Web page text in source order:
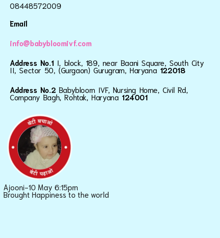
08448572009
Email
info@babybloomivf.com
Address No.1 I, block, 189, near Baani Square, South City
II, Sector 50, (Gurgaon) Gurugram, Haryana 122018
Address No.2 Babybloom IVF, Nursing Home, Civil Rd,
Company Bagh, Rohtak, Haryana124001
Ajooni-10 May 6:15pm
Brought Happiness to the world